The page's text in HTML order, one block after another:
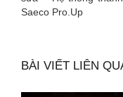
Saeco Pro.Up
BÀI VIẾT LIÊN